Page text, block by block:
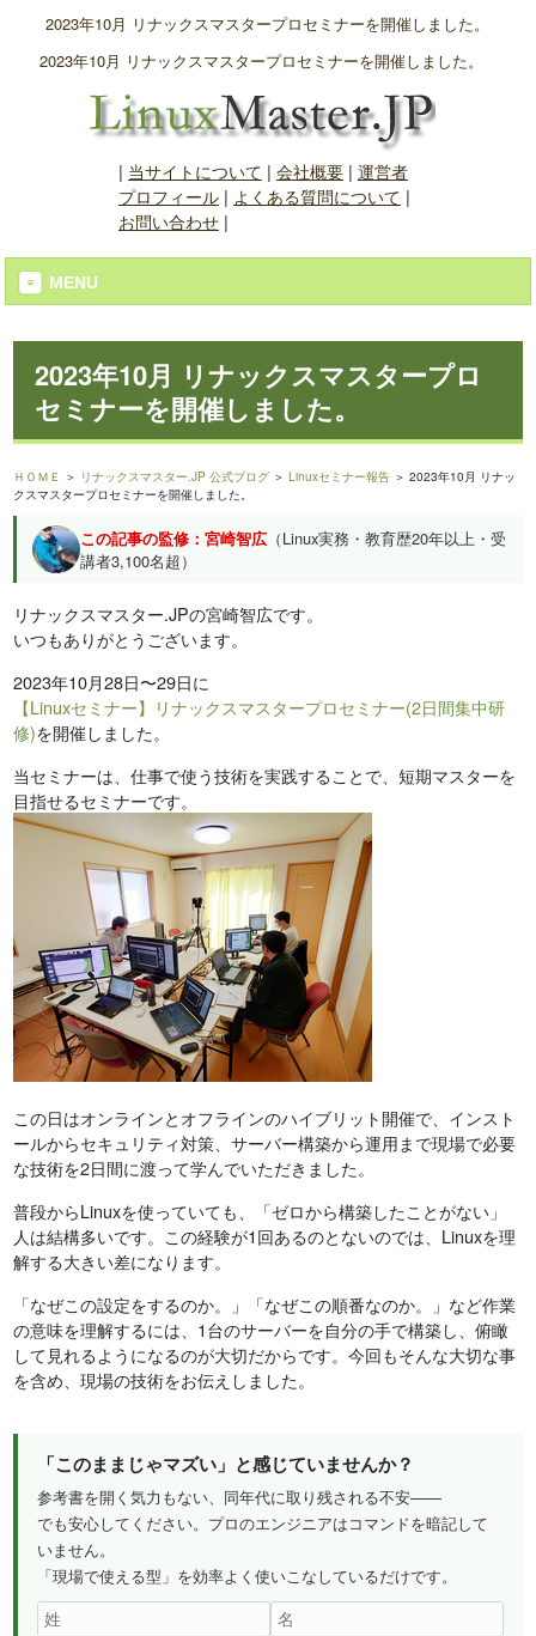
2023年10月 リナックスマスタープロセミナーを開催しました。
2023年10月 リナックスマスタープロセミナーを開催しました。
| 当サイトについて | 会社概要| 運営者
プロフィール| よくある質問について |
お問い合わせ|
MENU
2023年10月 リナックスマスタープロ
セミナーを開催しました。
ＨＯＭＥ ＞ リナックスマスター.JP 公式ブログ ＞Linuxセミナー報告 ＞ 2023年10月 リナッ
クスマスタープロセミナーを開催しました。
この記事の監修：宮崎智広 （Linux実務・教育歴20年以上・受
講者3,100名超）
リナックスマスター.JPの宮崎智広です。
いつもありがとうございます。
2023年10月28日〜29日に
【Linuxセミナー】リナックスマスタープロセミナー(2日間集中研
修)を開催しました。
当セミナーは、仕事で使う技術を実践することで、短期マスターを
目指せるセミナーです。
この日はオンラインとオフラインのハイブリット開催で、インスト
ールからセキュリティ対策、サーバー構築から運用まで現場で必要
な技術を2日間に渡って学んでいただきました。
普段からLinuxを使っていても、「ゼロから構築したことがない」
人は結構多いです。この経験が1回あるのとないのでは、Linuxを理
解する大きい差になります。
「なぜこの設定をするのか。」「なぜこの順番なのか。」など作業
の意味を理解するには、1台のサーバーを自分の手で構築し、俯瞰
して見れるようになるのが大切だからです。今回もそんな大切な事
を含め、現場の技術をお伝えしました。
「このままじゃマズい」と感じていませんか？
参考書を開く気力もない、同年代に取り残される不安——
でも安心してください。プロのエンジニアはコマンドを暗記して
いません。
「現場で使える型」を効率よく使いこなしているだけです。